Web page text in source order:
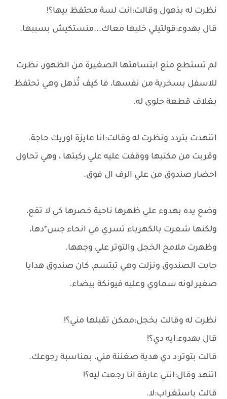
نظرت له بذهول وقالت:انت لسة محتفظ بيها؟!
قال بهدوء:قولتيلي خليها معاك...منستكيش بسببها.
لم تستطع منع ابتسامتها الصغيرة من الظهور، نظرت
للاسفل بسخرية من نفسها، فا كيف تُذهل وهي تحتفظ
بغلاف قطعة حلوى له.
اتنهدت بتردد ونظرت له وقالت:انا عايزة اوريك حاجة.
وقربت من مكتبها ووقفت عليه علي ركبتها ، وهي تحاول
احضار صندوق من علي الرف ال فوق.
وضع يده بهدوء علي ظهرها ناحية خصرها كي لا تقع،
ولكنها شعرت بالكهرباء تسري في انحاء جس*دها،
وظهرت ملامح الخجل والتوتر علي وجهها.
جابت الصندوق ونزلت وهي تبتسم، كان صندوق هدايا
صغير لونه سماوي وعليه فيونكة بيضاء.
نظرت له وقالت بخجل:ممكن تقبلها مني؟!
قال بهدوء:ايه دي؟!
قالت بتوتر:د دي هدية صغننة مني، بمناسبة رجوعك.
اتنهد وقال:انتي عارفة انا رجعت ليه؟!
قالت باستغراب:لا.